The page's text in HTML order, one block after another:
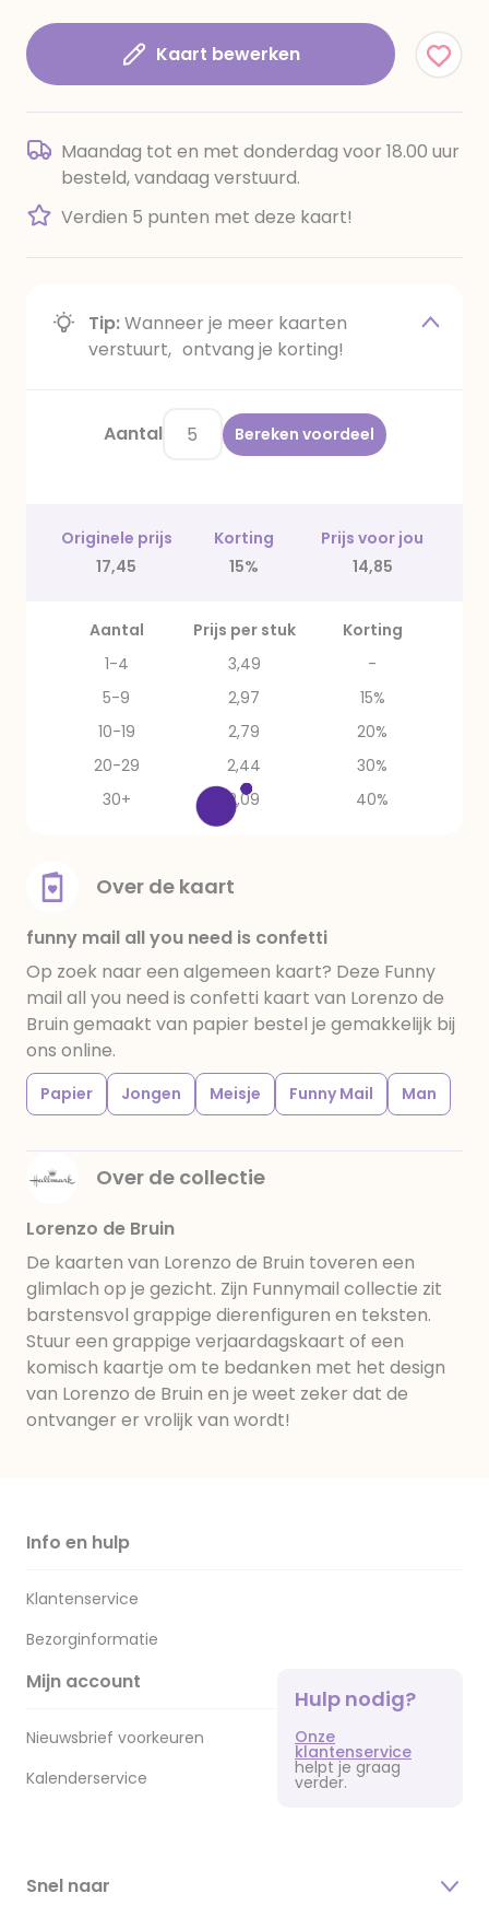
Kaart bewerken
Maandag tot en met donderdag voor 18.00 uur
besteld, vandaag verstuurd.
Verdien 5 punten met deze kaart!
Tip:Wanneer je meer kaarten
verstuurt, ontvang je korting!
Aantal Bereken voordeel
Originele prijs Korting
Prijs voor jou
17,45
15% 14,85
Aantal Prijs per stuk
Korting
1-4
3,49
-
5-9
2,97
15%
10-19
2,79
20%
20-29
2,44
30%
30+
2,09 40%
Over de kaart
funny mail all you need is confetti
Op zoek naar een algemeen kaart? Deze Funny
mail all you need is confetti kaart van Lorenzo de
Bruin gemaakt van papier bestel je gemakkelijk bij
ons online.
Papier Jongen Meisje Funny Mail Man
Over de collectie
Lorenzo de Bruin
De kaarten van Lorenzo de Bruin toveren een
glimlach op je gezicht. Zijn Funnymail collectie zit
barstensvol grappige dierenfiguren en teksten.
Stuur een grappige verjaardagskaart of een
komisch kaartje om te bedanken met het design
van Lorenzo de Bruin en je weet zeker dat de
ontvanger er vrolijk van wordt!
Info en hulp
Klantenservice
Bezorginformatie
Mijn account
Nieuwsbrief voorkeuren
Kalenderservice
Hulp nodig?
Onze
klantenservice
helpt je graag
verder.
Snel naar